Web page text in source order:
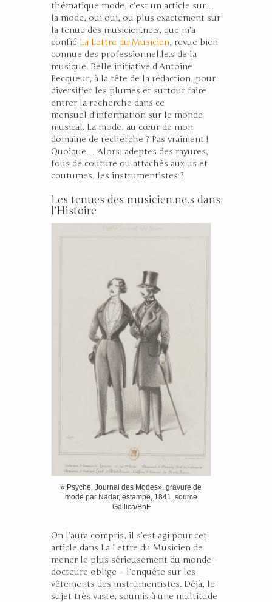
thématique mode, c’est un article sur…
la mode, oui oui, ou plus exactement sur
la tenue des musicien.ne.s, que m’a
confié La Lettre du Musicien, revue bien
connue des professionnel.le.s de la
musique. Belle initiative d’Antoine
Pecqueur, à la tête de la rédaction, pour
diversifier les plumes et surtout faire
entrer la recherche dans ce
mensuel d’information sur le monde
musical. La mode, au cœur de mon
domaine de recherche ? Pas vraiment !
Quoique… Alors, adeptes des rayures,
fous de couture ou attachés aux us et
coutumes, les instrumentistes ?
Les tenues des musicien.ne.s dans
l’Histoire
« Psyché, Journal des Modes», gravure de
mode par Nadar, estampe, 1841, source
Gallica/BnF
On l’aura compris, il s’est agi pour cet
article dans La Lettre du Musicien de
mener le plus sérieusement du monde –
docteure oblige – l’enquête sur les
vêtements des instrumentistes. Déjà, le
sujet très vaste, soumis à une multitude